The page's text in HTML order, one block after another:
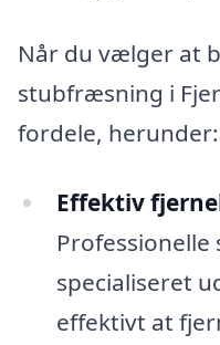
Når du vælger at
stubfræsning i
fordele, herunder:
Effektiv
specialiseret
effektivt at